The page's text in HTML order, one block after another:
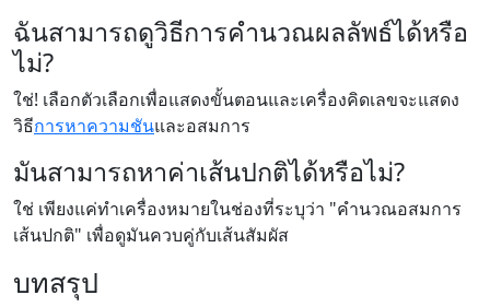
ฉันสามารถดูวิธีการคำนวณผลลัพธ์ได้หรือ
ไม่?
ใช่! เลือกตัวเลือกเพื่อแสดงขั้นตอนและเครื่องคิดเลขจะแสดง
วิธีการหาความชันและอสมการ
มันสามารถหาค่าเส้นปกติได้หรือไม่?
ใช่ เพียงแค่ทำเครื่องหมายในช่องที่ระบุว่า "คำนวณอสมการ
เส้นปกติ" เพื่อดูมันควบคู่กับเส้นสัมผัส
บทสรุป